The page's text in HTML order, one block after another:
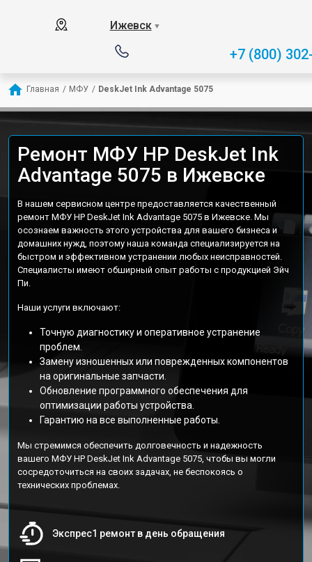
Ижевск ▼
+7 (800)
Главная / МФУ / DeskJet Ink Advantage 5075
Ремонт МФУ HP DeskJet Ink
Advantage 5075 в Ижевске
В нашем сервисном центре предоставляется качественный
ремонт МФУ HP DeskJet Ink Advantage 5075 в Ижевске. Мы
осознаем важность этого устройства для вашего бизнеса и
домашних нужд, поэтому наша команда специализируется на
быстром и эффективном устранении любых неисправностей.
Специалисты имеют обширный опыт работы с продукцией Эйч
Пи.
Наши услуги включают:
Точную диагностику и оперативное устранение
проблем.
Замену изношенных или поврежденных компонентов
на оригинальные запчасти.
Обновление программного обеспечения для
оптимизации работы устройства.
Гарантию на все выполненные работы.
Мы стремимся обеспечить долговечность и надежность
вашего МФУ HP DeskJet Ink Advantage 5075, чтобы вы могли
сосредоточиться на своих задачах, не беспокоясь о
технических проблемах.
Экспрес1 ремонт в день обращения